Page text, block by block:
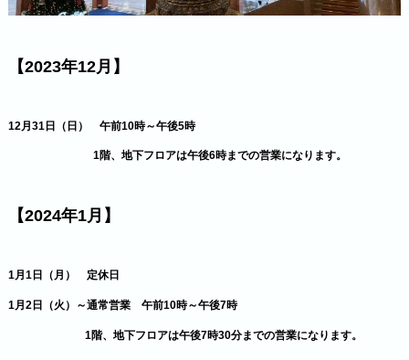
【2023年12月】
12月31日（日） 午前10時～午後5時
1階、地下フロアは午後6時までの営業になります。
【2024年1月】
1月1日（月） 定休日
1月2日（火）～通常営業 午前10時～午後7時
1階、地下フロアは午後7時30分までの営業になります。